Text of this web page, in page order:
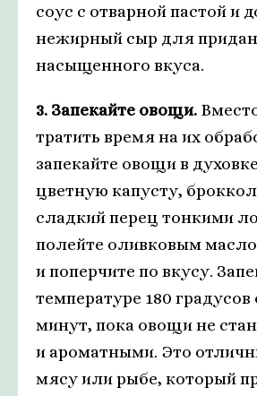
соус с отварной пастой и
нежирный сыр для
насыщенного вкуса.
3. Запекайте овощи.
тратить время на их
запекайте овощи в
цветную капусту,
сладкий перец тонкими
полейте оливковым
и поперчите по вкусу.
температуре 180 градусов
минут, пока овощи не
и ароматными. Это
мясу или рыбе, который